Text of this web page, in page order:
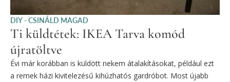
DIY - CSINÁLD MAGAD
Ti küldtétek: IKEA Tarva komód
újratöltve
Évi már korábban is küldött nekem átalakításokat, például ezt
a remek házi kivitelezésű kihúzhatós gardróbot. Most újabb